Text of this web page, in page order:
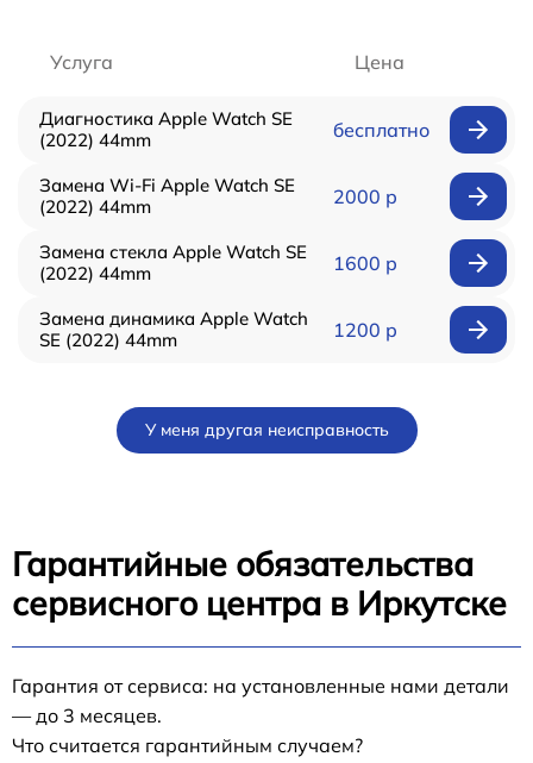
Услуга Цена
Диагностика Apple Watch SE
(2022) 44mm
бесплатно
Замена Wi-Fi Apple Watch SE
(2022) 44mm
2000 р
Замена стекла Apple Watch SE
(2022) 44mm
1600 р
Замена динамика Apple Watch
SE (2022) 44mm
1200 р
У меня другая неисправность
Гарантийные обязательства
сервисного центра в Иркутске
Гарантия от сервиса: на установленные нами детали
— до 3 месяцев.
Что считается гарантийным случаем?